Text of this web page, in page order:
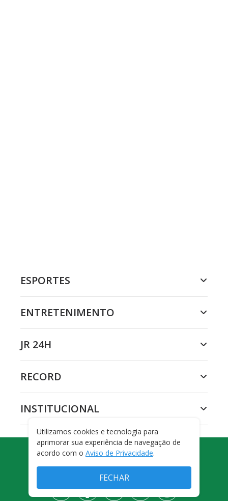
ESPORTES
ENTRETENIMENTO
JR 24H
RECORD
INSTITUCIONAL
COSME RÍMOLI
Utilizamos cookies e tecnologia para
aprimorar sua experiência de navegação de
acordo com o Aviso de Privacidade.
FECHAR